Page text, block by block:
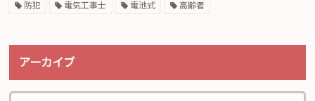
防犯 電気工事士 電池式 高齢者
アーカイブ